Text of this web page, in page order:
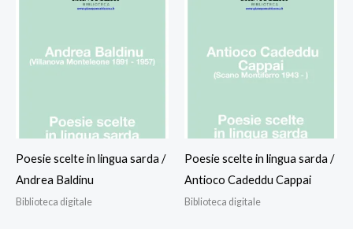
Poesie scelte in lingua sarda /
Andrea Baldinu
Biblioteca digitale
Poesie scelte in lingua sarda /
Antioco Cadeddu Cappai
Biblioteca digitale